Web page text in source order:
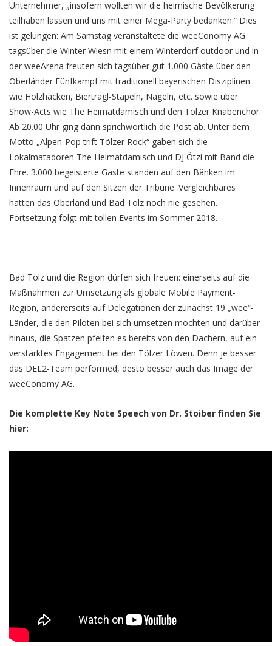
Unternehmer, „insofern wollten wir die heimische Bevölkerung
teilhaben lassen und uns mit einer Mega-Party bedanken.“ Dies
ist gelungen: Am Samstag veranstaltete die weeConomy AG
tagsüber die Winter Wiesn mit einem Winterdorf outdoor und in
der weeArena freuten sich tagsüber gut 1.000 Gäste über den
Oberländer Fünfkampf mit traditionell bayerischen Disziplinen
wie Holzhacken, Biertragl-Stapeln, Nageln, etc. sowie über
Show-Acts wie The Heimatdamisch und den Tölzer Knabenchor.
Ab 20.00 Uhr ging dann sprichwörtlich die Post ab. Unter dem
Motto „Alpen-Pop trift Tölzer Rock“ gaben sich die
Lokalmatadoren The Heimatdamisch und DJ Ötzi mit Band die
Ehre. 3.000 begeisterte Gäste standen auf den Bänken im
Innenraum und auf den Sitzen der Tribüne. Vergleichbares
hatten das Oberland und Bad Tölz noch nie gesehen.
Fortsetzung folgt mit tollen Events im Sommer 2018.
Bad Tölz und die Region dürfen sich freuen: einerseits auf die
Maßnahmen zur Umsetzung als globale Mobile Payment-
Region, andererseits auf Delegationen der zunächst 19 „wee“-
Länder, die den Piloten bei sich umsetzen möchten und darüber
hinaus, die Spatzen pfeifen es bereits von den Dächern, auf ein
verstärktes Engagement bei den Tölzer Löwen. Denn je besser
das DEL2-Team performed, desto besser auch das Image der
weeConomy AG.
Die komplette Key Note Speech von Dr. Stoiber finden Sie
hier: